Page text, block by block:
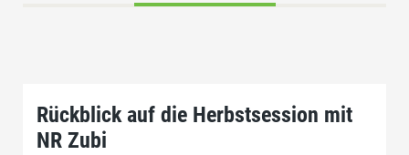
Rückblick auf die Herbstsession mit
NR Zubi